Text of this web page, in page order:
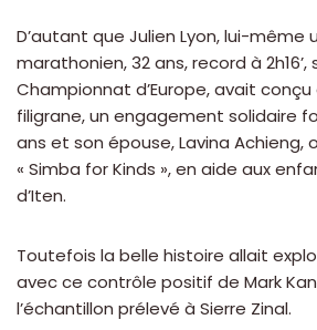
D’autant que Julien Lyon, lui-même
marathonien, 32 ans, record à
Championnat d’Europe, avait
filigrane, un engagement solidaire
ans et son épouse, Lavina Achieng,
« Simba for Kinds », en aide aux
d’Iten.
Toutefois la belle histoire allait
avec ce contrôle positif de Mark
l’échantillon prélevé à Sierre Zinal.